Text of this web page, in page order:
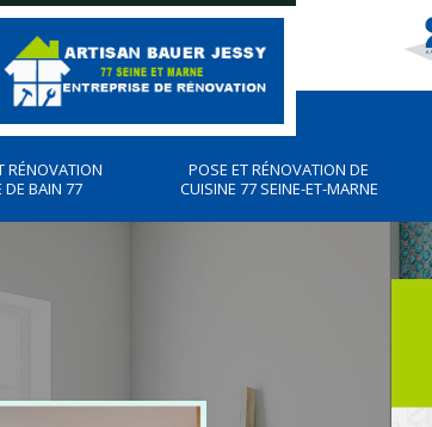
RÉNOVATION
DE BAIN 77
POSE ET RÉNOVATION DE
CUISINE 77 SEINE-ET-MARNE